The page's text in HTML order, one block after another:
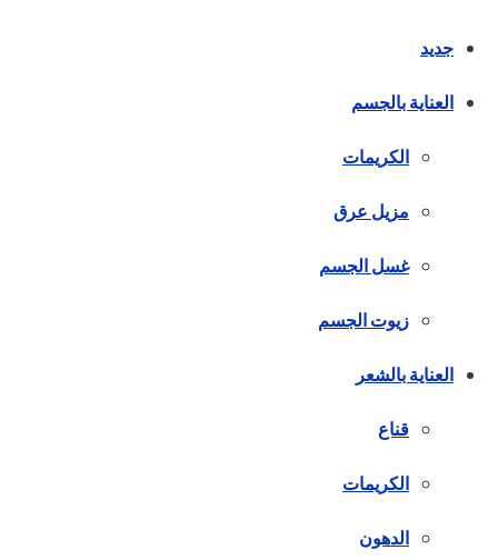
جديد
العناية بالجسم
الكريمات
مزيل عرق
غسل الجسم
زيوت الجسم
العناية بالشعر
قناع
الكريمات
الدهون